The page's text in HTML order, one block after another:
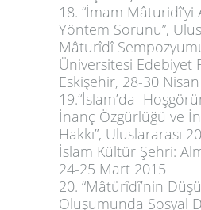
18. “İmam Mâturidî’yi
Yöntem Sorunu”,
Mâturîdî
Üniversitesi Edebiyet
Eskişehir, 28-30
19.“İslam’da
İnanç Özgürlüğü ve
Hakkı”, Uluslararası
İslam Kültür Şehri:
24-25 Mart 2015
20. “Mâtürîdî’nin
Oluşumunda Sosyal